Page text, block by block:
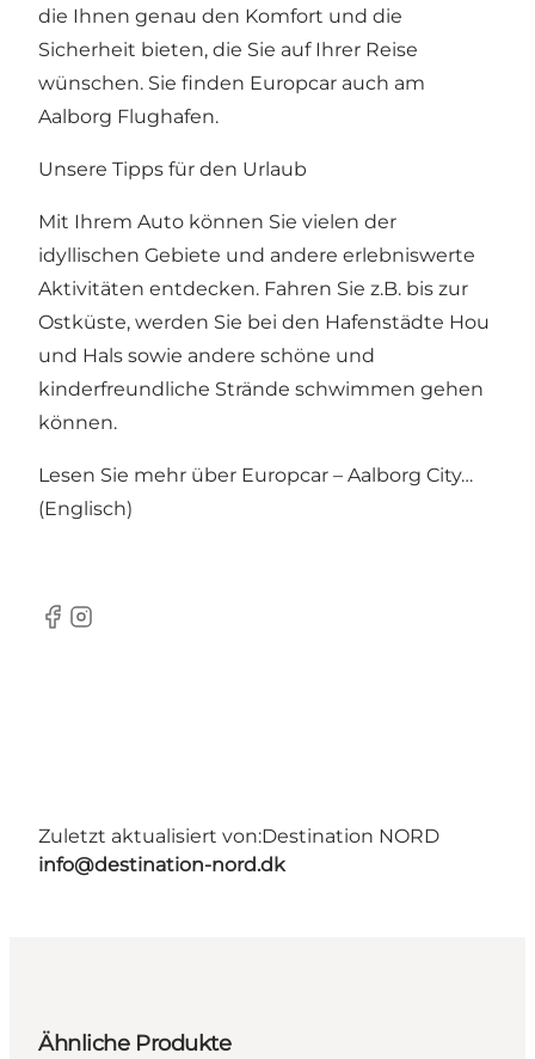
die Ihnen genau den Komfort und die
Sicherheit bieten, die Sie auf Ihrer Reise
wünschen. Sie finden Europcar auch am
Aalborg Flughafen.
Unsere Tipps für den Urlaub
Mit Ihrem Auto können Sie vielen der
idyllischen Gebiete und andere erlebniswerte
Aktivitäten entdecken. Fahren Sie z.B. bis zur
Ostküste, werden Sie bei den Hafenstädte Hou
und Hals sowie andere schöne und
kinderfreundliche Strände schwimmen gehen
können.
Lesen Sie mehr über Europcar – Aalborg City…
(Englisch)
Facebook
Instagram
Zuletzt aktualisiert von:Destination NORD
info@destination-nord.dk
Ähnliche Produkte